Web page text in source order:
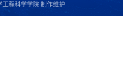
工程科学学院 制作维护